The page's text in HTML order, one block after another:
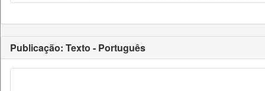
Publicação: Texto - Português